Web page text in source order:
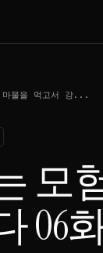
마물을 먹고서 강...
모
06화